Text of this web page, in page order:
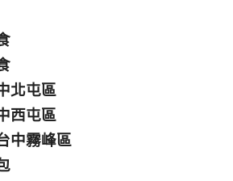
北屯區
西屯區
中霧峰區